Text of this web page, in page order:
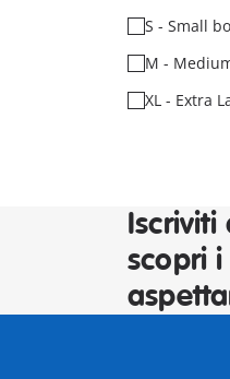
S - Small
M -
XL - Extra
Iscriviti
scopri